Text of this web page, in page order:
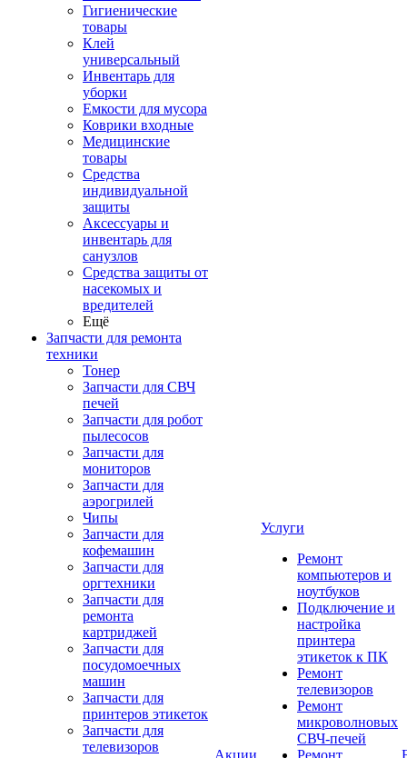
Гигиенические
товары
Клей
универсальный
Инвентарь для
уборки
Емкости для мусора
Коврики входные
Медицинские
товары
Средства
индивидуальной
защиты
Аксессуары и
инвентарь для
санузлов
Средства защиты от
насекомых и
вредителей
Ещё
Запчасти для ремонта
техники
Тонер
Запчасти для СВЧ
печей
Запчасти для робот
пылесосов
Запчасти для
мониторов
Запчасти для
аэрогрилей
Чипы
Запчасти для
кофемашин
Запчасти для
оргтехники
Запчасти для
ремонта
картриджей
Запчасти для
посудомоечных
машин
Запчасти для
принтеров этикеток
Запчасти для
телевизоров
Акции
Услуги
Ремонт
компьютеров и
ноутбуков
Подключение и
настройка
принтера
этикеток к ПК
Ремонт
телевизоров
Ремонт
микроволновых
СВЧ-печей
Ремонт